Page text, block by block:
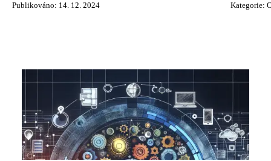
Publikováno: 14. 12. 2024 Kategorie: